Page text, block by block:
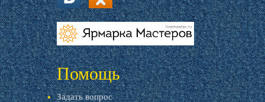
vk.com ok.ru
livemaster.ru
Помощь
Задать вопрос